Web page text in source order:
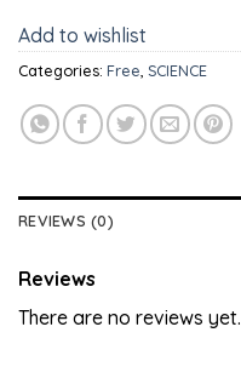
Add to wishlist
Categories: Free, SCIENCE
REVIEWS (0)
Reviews
There are no reviews yet.